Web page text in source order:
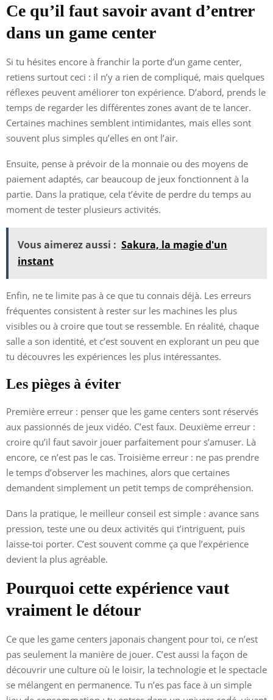
Ce qu’il faut savoir avant d’entrer
dans un game center
Si tu hésites encore à franchir la porte d’un game center,
retiens surtout ceci : il n’y a rien de compliqué, mais quelques
réflexes peuvent améliorer ton expérience. D’abord, prends le
temps de regarder les différentes zones avant de te lancer.
Certaines machines semblent intimidantes, mais elles sont
souvent plus simples qu’elles en ont l’air.
Ensuite, pense à prévoir de la monnaie ou des moyens de
paiement adaptés, car beaucoup de jeux fonctionnent à la
partie. Dans la pratique, cela t’évite de perdre du temps au
moment de tester plusieurs activités.
Vous aimerez aussi : Sakura, la magie d'un
instant
Enfin, ne te limite pas à ce que tu connais déjà. Les erreurs
fréquentes consistent à rester sur les machines les plus
visibles ou à croire que tout se ressemble. En réalité, chaque
salle a son identité, et c’est souvent en explorant un peu que
tu découvres les expériences les plus intéressantes.
Les pièges à éviter
Première erreur : penser que les game centers sont réservés
aux passionnés de jeux vidéo. C’est faux. Deuxième erreur :
croire qu’il faut savoir jouer parfaitement pour s’amuser. Là
encore, ce n’est pas le cas. Troisième erreur : ne pas prendre
le temps d’observer les machines, alors que certaines
demandent simplement un petit temps de compréhension.
Dans la pratique, le meilleur conseil est simple : avance sans
pression, teste une ou deux activités qui t’intriguent, puis
laisse-toi porter. C’est souvent comme ça que l’expérience
devient la plus agréable.
Pourquoi cette expérience vaut
vraiment le détour
Ce que les game centers japonais changent pour toi, ce n’est
pas seulement la manière de jouer. C’est aussi la façon de
découvrir une culture où le loisir, la technologie et le spectacle
se mélangent en permanence. Tu n’es pas face à un simple